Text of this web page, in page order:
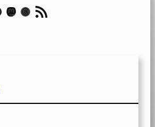
Mastodon Threads RSS-Feed